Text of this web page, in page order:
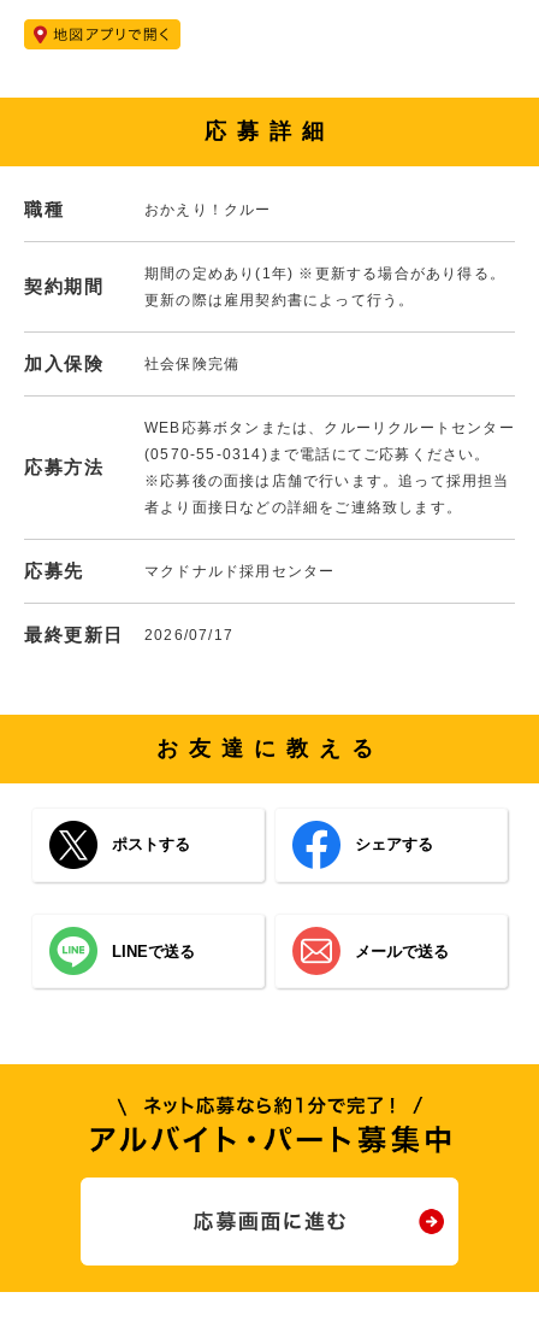
応募詳細
職種 おかえり！クルー
契約期間
期間の定めあり(1年) ※更新する場合があり得る。
更新の際は雇用契約書によって行う。
加入保険 社会保険完備
応募方法
WEB応募ボタンまたは、クルーリクルートセンター
(0570-55-0314)まで電話にてご応募ください。
※応募後の面接は店舗で行います。追って採用担当
者より面接日などの詳細をご連絡致します。
応募先 マクドナルド採用センター
最終更新日 2026/07/17
お友達に教える
ポストする シェアする
LINEで送る メールで送る